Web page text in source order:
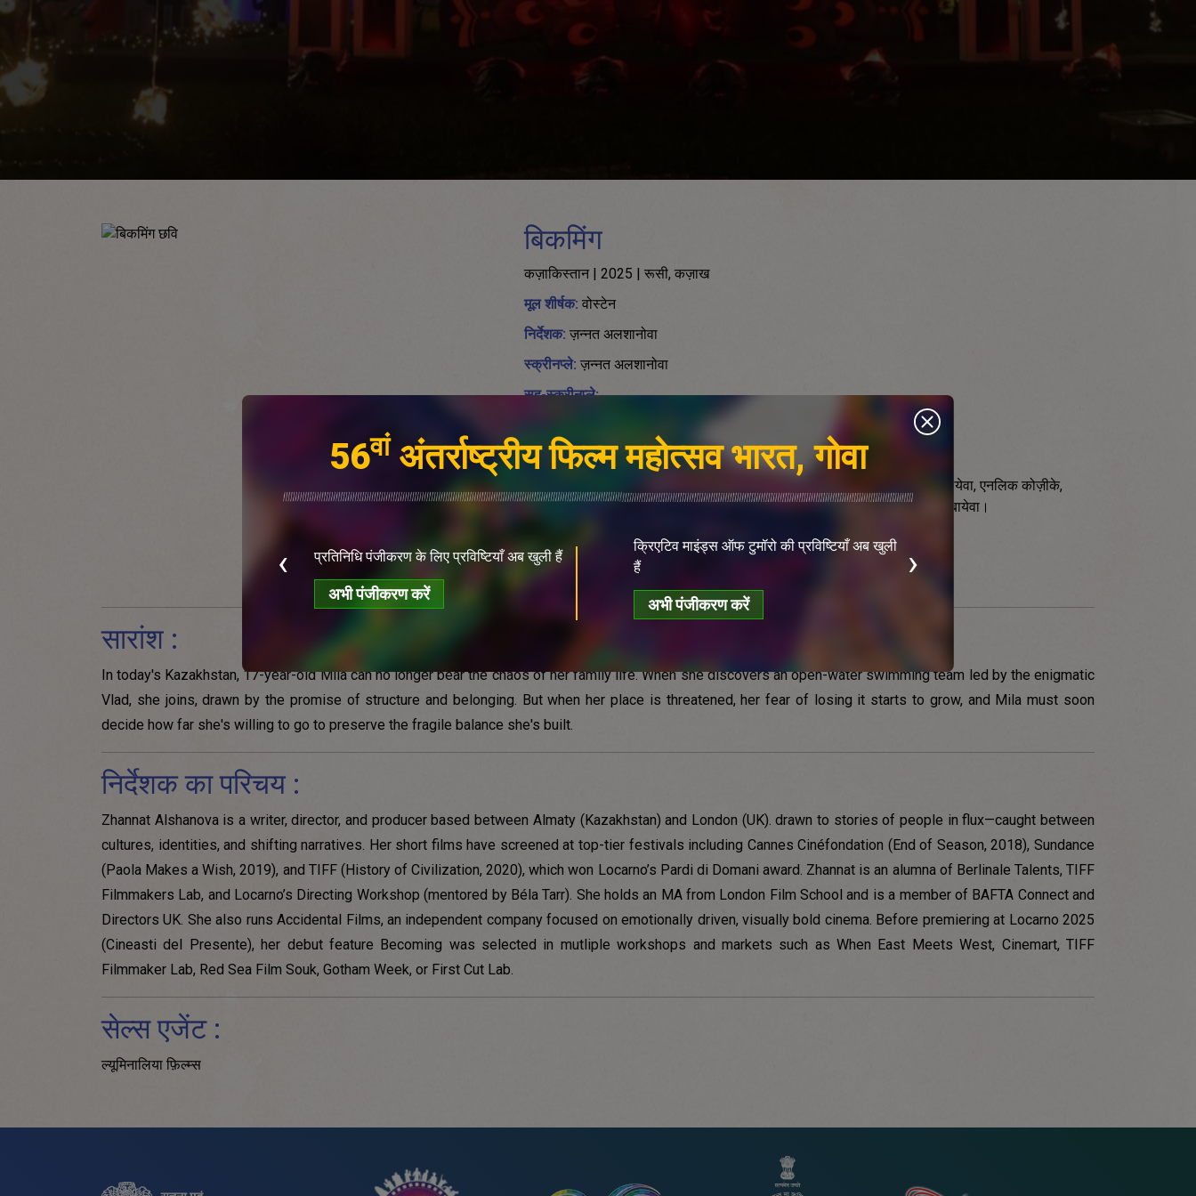
56वां अंतर्राष्ट्रीय फिल्म महोत्सव भारत, गोवा
अभी पंजीकरण करें
प्रतिनिधि पंजीकरण के लिए प्रविष्टियाँ अब खुली हैं
अभी पंजीकरण करें
क्रिएटिव माइंड्स ऑफ टुमॉरो की प्रविष्टियाँ अब खुली
हैं
अभी पंजीकरण करें
‹ ›
बिकमिंग
कज़ाकिस्तान | 2025 | रूसी, कज़ाख
मूल शीर्षक: वोस्टेन
निर्देशक: ज़न्नत अलशानोवा
स्क्रीनप्ले: ज़न्नत अलशानोवा
सह-स्क्रीनप्ले:
संपादक:लीला डेसिल्स
तमीरिस झांगज़िनोवा, वैलेन्टिन नोवोपोलस्किज, मदीना सागिंद्यकोवा, एसेल कलियेवा, एनलिक कोज़ीके,
अलेक्जेंड्रा स्टंबुलोवा, नूरसौले औबाकिरोवा, नाज़ेरके झुमाबेक, एलिना गांशू, यूलिया ड्युसेबायेवा।
भारत प्रीमियर
टैग्स:युवावस्था, लिंगभेद, महिलाओं द्वारा निर्मित फ़िल्में
सारांश :
In today's Kazakhstan, 17-year-old Mila can no longer bear the chaos of her family life. When she discovers an open-water swimming team led by the enigmatic
Vlad, she joins, drawn by the promise of structure and belonging. But when her place is threatened, her fear of losing it starts to grow, and Mila must soon
decide how far she's willing to go to preserve the fragile balance she's built.
निर्देशक का परिचय :
Zhannat Alshanova is a writer, director, and producer based between Almaty (Kazakhstan) and London (UK). drawn to stories of people in flux—caught between
cultures, identities, and shifting narratives. Her short films have screened at top-tier festivals including Cannes Cinéfondation (End of Season, 2018), Sundance
(Paola Makes a Wish, 2019), and TIFF (History of Civilization, 2020), which won Locarno’s Pardi di Domani award. Zhannat is an alumna of Berlinale Talents, TIFF
Filmmakers Lab, and Locarno’s Directing Workshop (mentored by Béla Tarr). She holds an MA from London Film School and is a member of BAFTA Connect and
Directors UK. She also runs Accidental Films, an independent company focused on emotionally driven, visually bold cinema. Before premiering at Locarno 2025
(Cineasti del Presente), her debut feature Becoming was selected in mutliple workshops and markets such as When East Meets West, Cinemart, TIFF
Filmmaker Lab, Red Sea Film Souk, Gotham Week, or First Cut Lab.
सेल्स एजेंट :
ल्यूमिनालिया फ़िल्म्स